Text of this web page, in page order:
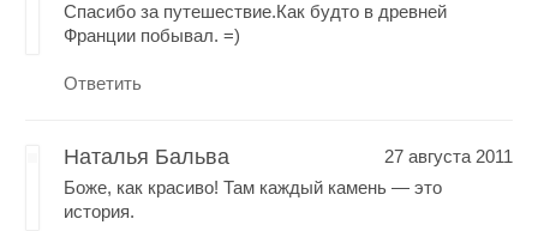
Спасибо за путешествие.Как будто в древней
Франции побывал. =)
Ответить
Наталья Бальва
27 августа 2011
Боже, как красиво! Там каждый камень — это
история.